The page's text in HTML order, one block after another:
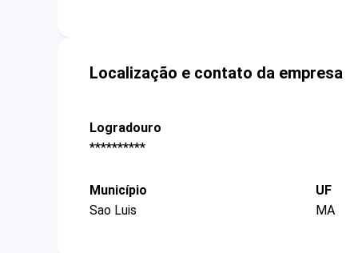
Localização e contato da empresa
Logradouro
**********
Município
Sao Luis
UF
MA